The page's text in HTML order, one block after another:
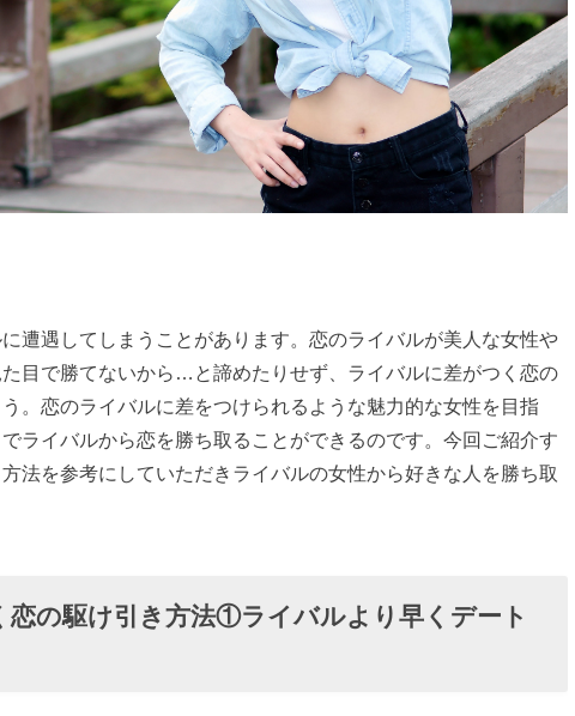
遭遇してしまうことがあります。恋のライバルが美人な女性や
目で勝てないから…と諦めたりせず、ライバルに差がつく恋の
。恋のライバルに差をつけられるような魅力的な女性を目指
ライバルから恋を勝ち取ることができるのです。今回ご紹介す
法を参考にしていただきライバルの女性から好きな人を勝ち取
の駆け引き方法①ライバルより早くデート